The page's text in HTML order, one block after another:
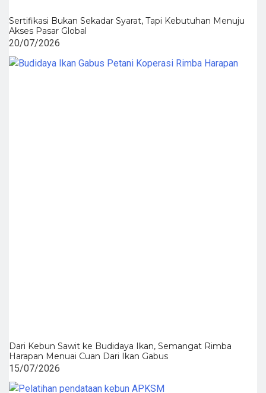
Sertifikasi Bukan Sekadar Syarat, Tapi Kebutuhan Menuju
Akses Pasar Global
20/07/2026
Dari Kebun Sawit ke Budidaya Ikan, Semangat Rimba
Harapan Menuai Cuan Dari Ikan Gabus
15/07/2026